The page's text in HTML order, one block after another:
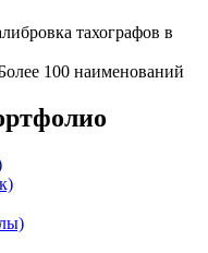
тахографов в
100 наименований